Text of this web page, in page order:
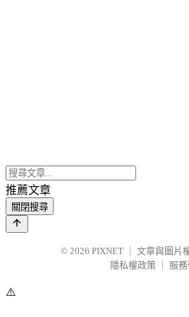
推薦文章
關閉搜尋
© 2026 PIXNET
文章與圖片
隱私權政策
服
⚠️